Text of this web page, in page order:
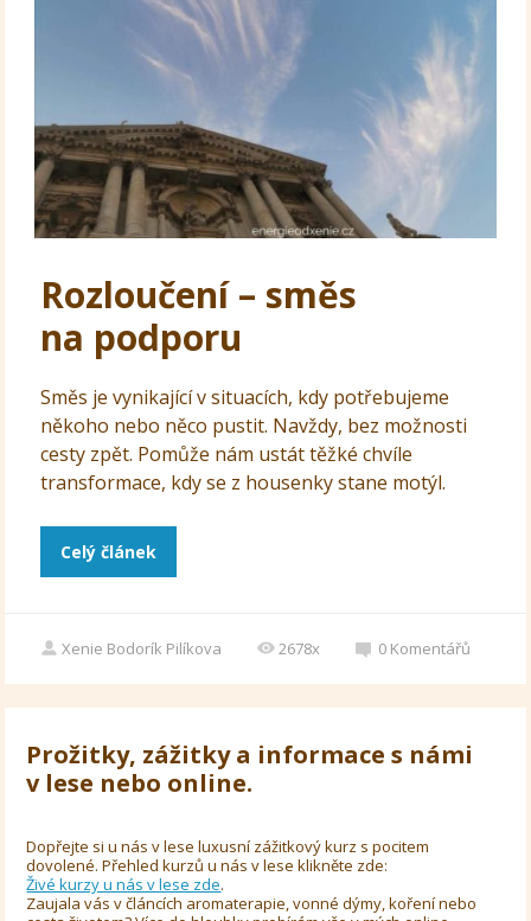
Rozloučení – směs
na podporu
Směs je vynikající v situacích, kdy potřebujeme
někoho nebo něco pustit. Navždy, bez možnosti
cesty zpět. Pomůže nám ustát těžké chvíle
transformace, kdy se z housenky stane motýl.
Celý článek
Xenie Bodorík Pilíkova 2678x 0 Komentářů
Prožitky, zážitky a informace s námi
v lese nebo online.
Dopřejte si u nás v lese luxusní zážitkový kurz s pocitem
dovolené. Přehled kurzů u nás v lese klikněte zde:
Živé kurzy u nás v lese zde.
Zaujala vás v článcích aromaterapie, vonné dýmy, koření nebo